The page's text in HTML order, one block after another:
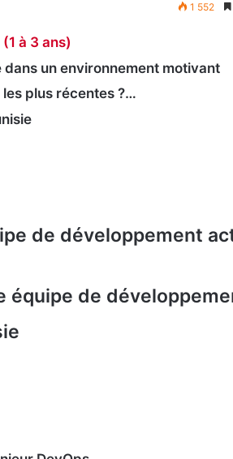
1 552
à 3 ans)
un environnement motivant
plus récentes ?…
de développement
équipe de